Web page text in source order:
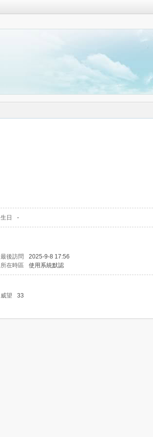
生日 -
最後訪問
2025-9-8 17:56
所在時區 使用系統默認
威望
33